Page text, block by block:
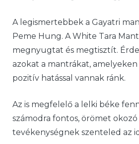
A legismertebbek a Gayatri
Peme Hung. A White Tara
megnyugtat és megtisztít.
azokat a mantrákat,
pozitív hatással vannak ránk.
Az is megfelelő a lelki béke
számodra fontos, örömet
tevékenységnek szenteled az